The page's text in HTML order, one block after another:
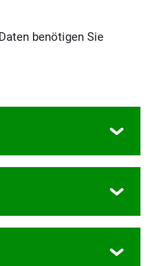
benötigen Sie